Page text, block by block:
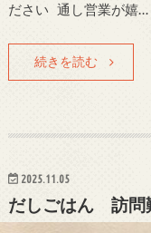
ださい 通し営業が嬉…
続きを読む
2025.11.05
だしごはん 訪問